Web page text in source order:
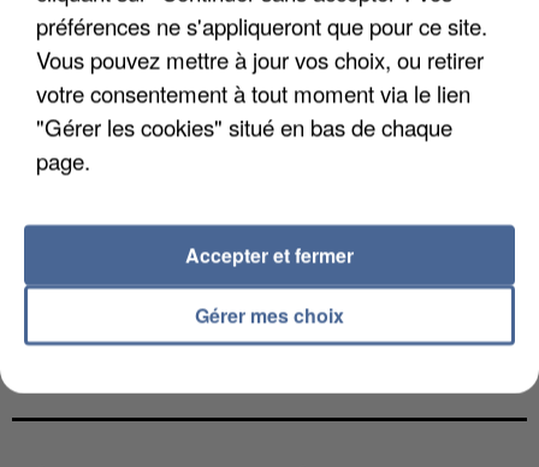
L’UN DES FONDATEURS SUPPOSÉS DE LA DZ
préférences ne s'appliqueront que pour ce site.
Vous pouvez mettre à jour vos choix, ou retirer
votre consentement à tout moment via le lien
"Gérer les cookies" situé en bas de chaque
page.
Gérer mes choix
Accepter et fermer